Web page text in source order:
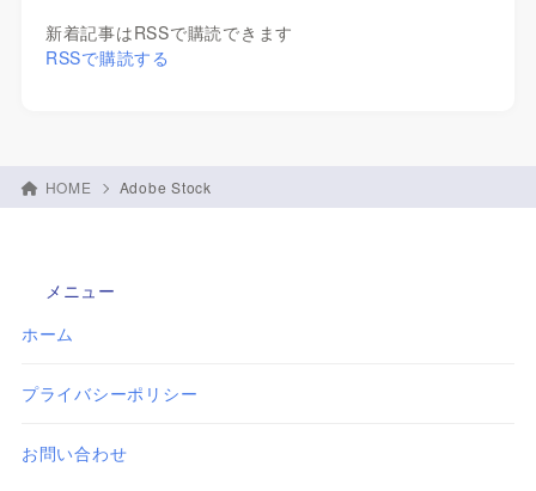
新着記事はRSSで購読できます
RSSで購読する
HOME Adobe Stock
メニュー
ホーム
プライバシーポリシー
お問い合わせ